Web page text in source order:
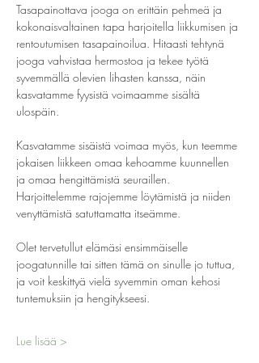
Tasapainottava jooga on erittäin pehmeä ja
kokonaisvaltainen tapa harjoitella liikkumisen ja
rentoutumisen tasapainoilua. Hitaasti tehtynä
jooga vahvistaa hermostoa ja tekee työtä
syvemmällä olevien lihasten kanssa, näin
kasvatamme fyysistä voimaamme sisältä
ulospäin.
Kasvatamme sisäistä voimaa myös, kun teemme
jokaisen liikkeen omaa kehoamme kuunnellen
ja omaa hengittämistä seuraillen.
Harjoittelemme rajojemme löytämistä ja niiden
venyttämistä satuttamatta itseämme.
Olet tervetullut elämäsi ensimmäiselle
joogatunnille tai sitten tämä on sinulle jo tuttua,
ja voit keskittyä vielä syvemmin oman kehosi
tuntemuksiin ja hengitykseesi.
Lue lisää >